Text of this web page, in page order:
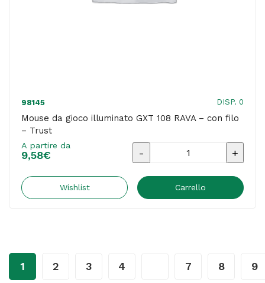
98145 DISP. 0
Mouse da gioco illuminato GXT 108 RAVA – con filo
– Trust
A partire da
9,58€
Mouse
gioco
Wishlist Carrello
1 2 3 4 7 8 9